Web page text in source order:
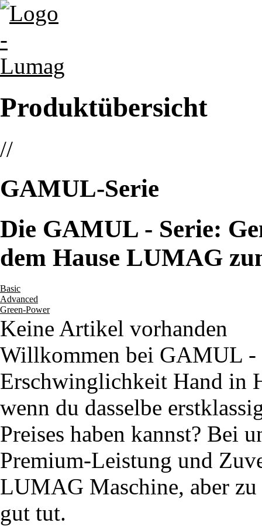
Produktübersicht
//
GAMUL-Serie
Die GAMUL - Serie:
dem Hause LUMAG
Basic
Advanced
Green-Power
Keine Artikel vorhanden
Willkommen bei GAMUL -
Erschwinglichkeit Hand in
wenn du dasselbe
Preises haben kannst? Bei
Premium-Leistung und
LUMAG Maschine, aber
gut tut.